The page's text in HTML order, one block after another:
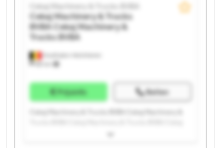
Houthalen-Helchteren
88 km
Cekaj Machinery & Trucks BVBA
Cekaj Machinery & Trucks
BVBA
Cekaj Machinery &
Trucks BVBA
Prijsinfo Bellen
Machinery & Trucks BVBA Cekaj Machinery & Trucks